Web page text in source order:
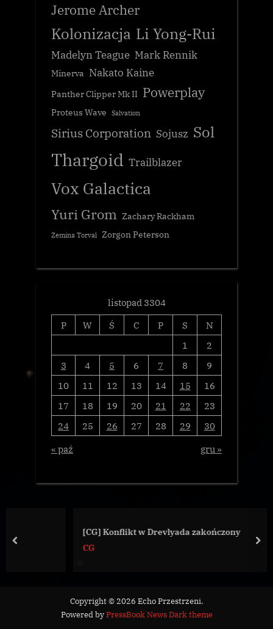
Jerome Archer
Kolonizacja Li Yong-Rui
Madelyn Teague Mark Rennik
Minerva Nakato Kaine
Panther Clipper Mk II Powerplay
Proteus Wave Salvation
Sirius Corporation Sojusz Sol
Thargoid Trailblazer
Vox Galactica
Yuri Grom Zachary Rackham
Zemina Torval Zorgon Peterson
listopad 3304
P
W Ś C P S
N
1
2
3
4 5 6 7 8
9
10
11 12 13 14 15
16
17
18 19 20 21 22
23
24
25 26 27 28 29
30
« paź
gru »
[CG] Konflikt w Drevlyada zakończony
prev
Copyright © 2026 Echo Przestrzeni.
Powered byPressBook News Dark theme